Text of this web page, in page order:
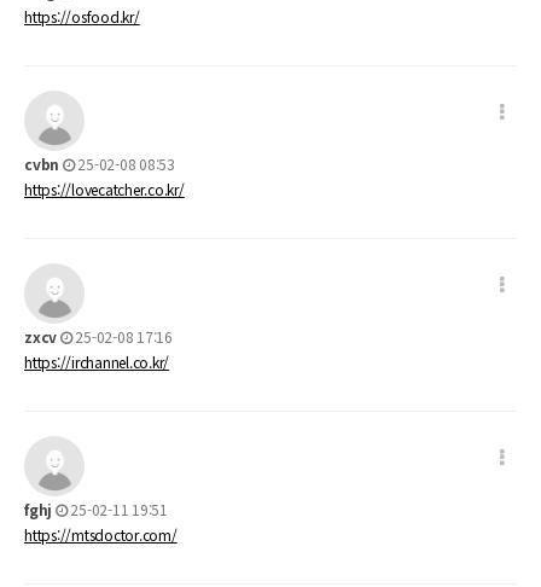
https://osfood.kr/
cvbn
25-02-08 08:53
https://lovecatcher.co.kr/
zxcv
25-02-08 17:16
https://irchannel.co.kr/
fghj
25-02-11 19:51
https://mtsdoctor.com/